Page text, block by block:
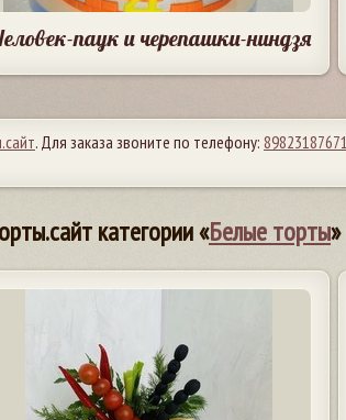
паук и черепашки-ниндзя
. Для заказа звоните по телефону: 89823187671
категории «Белые торты»